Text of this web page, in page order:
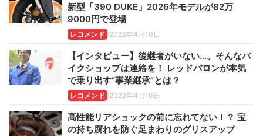
新型「390 DUKE」2026年モデルが82万
9000円で登場
レコメンド 2022年4月10日
【インタビュー】後継者がいない…。そんなバ
イクショップは連絡を！ レッドバロンが本気
で乗り出す“事業継承”とは？
レコメンド 2022年4月10日
高性能リアショックの前に忘れてない！？ 宝
の持ち腐れを防ぐ足まわりのグリスアップ